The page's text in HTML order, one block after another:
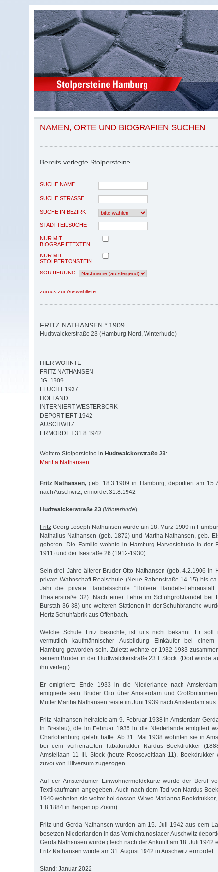
NAMEN, ORTE UND BIOGRAFIEN SUCHEN
Bereits verlegte Stolpersteine
SUCHE NAME
SUCHE STRASSE
SUCHE IN BEZIRK
STADTTEILSUCHE
NUR MIT
BIOGRAFIETEXTEN
NUR MIT
STOLPERTONSTEIN
SORTIERUNG
zurück zur Auswahlliste
FRITZ NATHANSEN * 1909
Hudtwalckerstraße 23 (Hamburg-Nord, Winterhude)
HIER WOHNTE
FRITZ NATHANSEN
JG. 1909
FLUCHT 1937
HOLLAND
INTERNIERT WESTERBORK
DEPORTIERT 1942
AUSCHWITZ
ERMORDET 31.8.1942
Weitere Stolpersteine in Hudtwalckerstraße 23:
Martha Nathansen
Fritz Nathansen, geb. 18.3.1909 in Hamburg, deportiert am
nach Auschwitz, ermordet 31.8.1942
Hudtwalckerstraße 23 (Winterhude)
Fritz Georg Joseph Nathansen wurde am 18. März 1909 in
Nathalius Nathansen (geb. 1872) und Martha Nathansen, geb.
geboren. Die Familie wohnte in Hamburg-Harvestehude in der
1911) und der Isestraße 26 (1912-1930).
Sein drei Jahre älterer Bruder Otto Nathansen (geb. 4.2.1906 in
private Wahnschaff-Realschule (Neue Rabenstraße 14-15) bis
Jahr die private Handelsschule "Höhere Handels-Lehranstalt
Theaterstraße 32). Nach einer Lehre im Schuhgroßhandel bei
Burstah 36-38) und weiteren Stationen in der Schuhbranche
Hertz Schuhfabrik aus Offenbach.
Welche Schule Fritz besuchte, ist uns nicht bekannt. Er soll
vermutlich kaufmännischer Ausbildung Einkäufer bei einem
Hamburg geworden sein. Zuletzt wohnte er 1932-1933
seinem Bruder in der Hudtwalckerstraße 23 I. Stock. (Dort wurde
ihn verlegt)
Er emigrierte Ende 1933 in die Niederlande nach
emigrierte sein Bruder Otto über Amsterdam und
Mutter Martha Nathansen reiste im Juni 1939 nach Amsterdam aus.
Fritz Nathansen heiratete am 9. Februar 1938 in Amsterdam
in Breslau), die im Februar 1936 in die Niederlande emigriert
Charlottenburg gelebt hatte. Ab 31. Mai 1938 wohnten sie in
bei dem verheirateten Tabakmakler Nardus Boekdrukker
Amstellaan 11 III. Stock (heute Rooseveltlaan 11). Boekdrukker
zuvor von Hilversum zugezogen.
Auf der Amsterdamer Einwohnermeldekarte wurde der Beruf
Textilkaufmann angegeben. Auch nach dem Tod von Nardus
1940 wohnten sie weiter bei dessen Witwe Marianna
1.8.1884 in Bergen op Zoom).
Fritz und Gerda Nathansen wurden am 15. Juli 1942 aus dem
besetzen Niederlanden in das Vernichtungslager Auschwitz
Gerda Nathansen wurde gleich nach der Ankunft am 18. Juli 1942
Fritz Nathansen wurde am 31. August 1942 in Auschwitz ermordet.
Stand: Januar 2022